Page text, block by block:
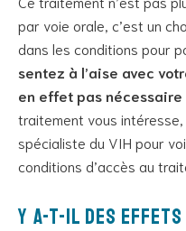
par voie orale, c’est un
dans les conditions pour
sentez à l’aise avec
en effet pas nécessaire
traitement vous
spécialiste du VIH pour
conditions d’accès au
Y a-t-il des effets